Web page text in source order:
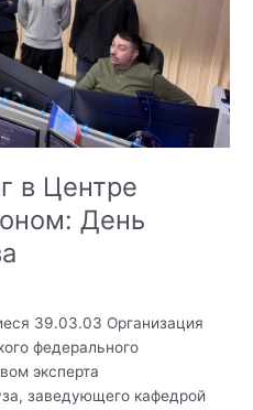
в Центре
День
39.03.03 Организация
федерального
эксперта
заведующего кафедрой